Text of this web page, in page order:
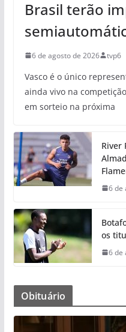
Brasil terão
6 de agosto de 2026 tvp6
Vasco é o único
ainda vivo na
em sorteio na próxima
River
6 de
os
6 de
Obituário